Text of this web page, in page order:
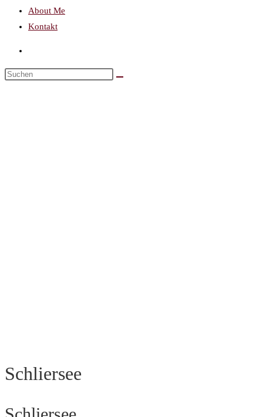
About Me
Kontakt
Schliersee